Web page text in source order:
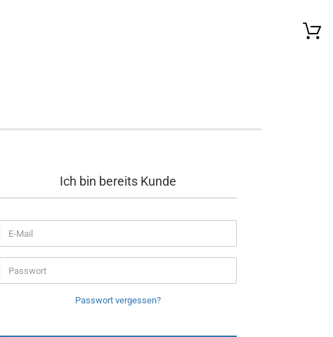
Ich bin bereits Kunde
Passwort vergessen?